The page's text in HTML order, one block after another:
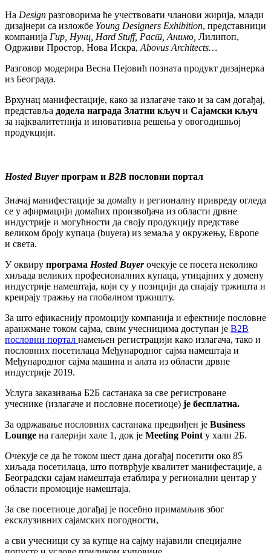
На Design разговорима ће учествовати чланови жирија, млади
дизајнери са изложбе Young Designers Exhibition, представници
компанија Гир, Нунц, Hard Stuff, Раст, Анимо Лилипоп,
Одрживи Простор, Нова Искра, Abovus Architects…
Разговор модерира Весна Пејовић позната продукт дизајнерка
из Београда.
Врхунац манифестације, како за излагаче тако и за сам догађај,
представља додела награда Златни кључ и Сајамски кључ
за најквалитетнија и иновативна решења у овогодишњој
продукцији.
Hosted Buyerпрограм и B2B пословни портал
Значај манифестације за домаћу и регионалну привреду огледа
се у афирмацији домаћих произвођача из области дрвне
индустрије и могућности да своју продукцију представе
великом броју купаца (buyera) из земаља у окружењу, Европе
и света.
У оквиру програма Hosted Buyerочекује се посета неколико
хиљада великих професионалних купаца, утицајних у домену
индустрије намештаја, који су у позицији да спајају тржишта и
креирају тражњу на глобалном тржишту.
За што ефикаснију промоцију компанија и ефектније пословне
аранжмане током сајма, свим учесницима доступан је B2B
пословни портал намењен регистрацији како излагача, тако и
пословних посетилаца Међународног сајма намештаја и
Међународног сајма машина и алата из области дрвне
индустрије 2019.
Услуга заказивања Б2Б састанака за све регистроване
учеснике (излагаче и пословне посетиоце) је бесплатна.
За одржавање пословних састанака предвиђен је Business
Lounge на галерији хале 1, док је Meeting Pointу хали 2Б.
Очекује се да ће током шест дана догађај посетити око 85
хиљада посетилаца, што потврђује квалитет манифестације, а
Београдски сајам намештаја етаблира у регионални центар у
области промоције намештаја.
За све посетиоце догађај је посебно примамљив због
ексклузивних сајамских погодности,
а сви учесници су за купце на сајму најавили специјалне